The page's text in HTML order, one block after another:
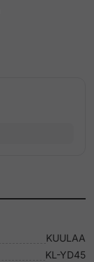
KUULAA
KL-YD45